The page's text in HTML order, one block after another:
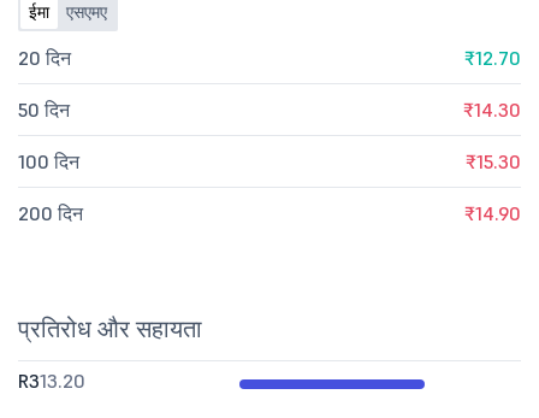
ईमा एसएमए
20 दिन ₹12.70
50 दिन ₹14.30
100 दिन ₹15.30
200 दिन ₹14.90
प्रतिरोध और सहायता
R313.20